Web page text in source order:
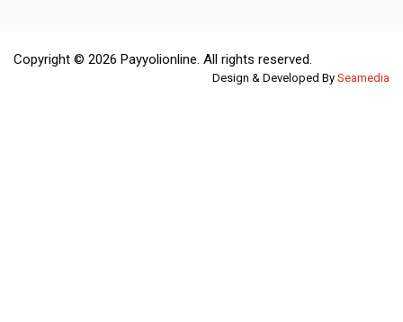
Copyright © 2026 Payyolionline. All rights reserved.
Design & Developed By Seamedia